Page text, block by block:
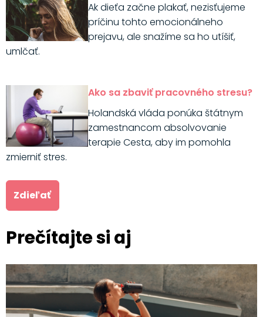
Ak dieťa začne plakať, nezisťujeme
príčinu tohto emocionálneho
prejavu, ale snažíme sa ho utíšiť,
umlčať.
Ako sa zbaviť pracovného stresu?
Holandská vláda ponúka štátnym
zamestnancom absolvovanie
terapie Cesta, aby im pomohla
zmierniť stres.
Zdieľať
Prečítajte si aj